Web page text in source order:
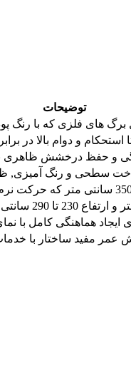
توضیحات
های فلزی که با رنگ
و حفظ درخشش
سطحی و رنگ آمیزی,
ایجاد هماهنگی کامل با
عمر مفید ساختار با